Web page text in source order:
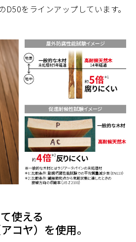
D50をラインアップしています。
使える
コヤ）を使用。